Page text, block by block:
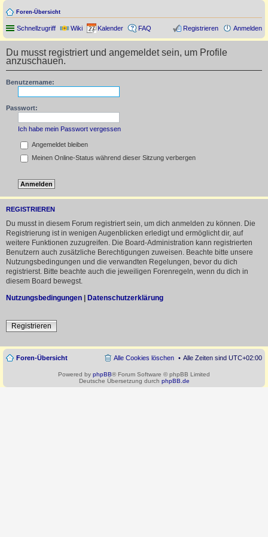
Foren-Übersicht
Schnellzugriff Wiki Kalender FAQ Anmelden
Registrieren
Du musst registriert und angemeldet sein, um Profile
anzuschauen.
Benutzername:
Passwort:
Ich habe mein Passwort vergessen
Angemeldet bleiben
Meinen Online-Status während dieser Sitzung verbergen
REGISTRIEREN
Du musst in diesem Forum registriert sein, um dich anmelden zu können. Die
Registrierung ist in wenigen Augenblicken erledigt und ermöglicht dir, auf
weitere Funktionen zuzugreifen. Die Board-Administration kann registrierten
Benutzern auch zusätzliche Berechtigungen zuweisen. Beachte bitte unsere
Nutzungsbedingungen und die verwandten Regelungen, bevor du dich
registrierst. Bitte beachte auch die jeweiligen Forenregeln, wenn du dich in
diesem Board bewegst.
Nutzungsbedingungen | Datenschutzerklärung
Registrieren
Foren-Übersicht Alle Zeiten sind UTC+02:00
Alle Cookies löschen
Powered by phpBB® Forum Software © phpBB Limited
Deutsche Übersetzung durch phpBB.de